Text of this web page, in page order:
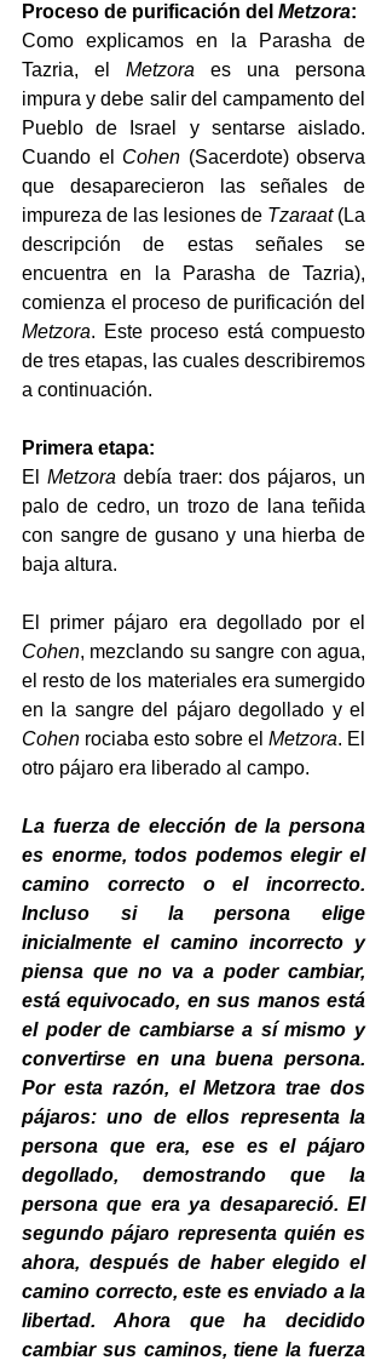
Proceso de purificación del Metzora:
Como explicamos en la Parasha de
Tazria, el Metzora es una persona
impura y debe salir del campamento del
Pueblo de Israel y sentarse aislado.
Cuando el Cohen (Sacerdote) observa
que desaparecieron las señales de
impureza de las lesiones de Tzaraat (La
descripción de estas señales se
encuentra en la Parasha de Tazria),
Metzora. Este proceso está compuesto
de tres etapas, las cuales describiremos
a continuación.
Primera etapa:
El Metzora debía traer: dos pájaros, un
palo de cedro, un trozo de lana teñida
con sangre de gusano y una hierba de
baja altura.
Cohen, mezclando su sangre con agua,
el resto de los materiales era sumergido
Cohen rociaba esto sobre el Metzora. El
otro pájaro era liberado al campo.
La fuerza de elección de la persona
es enorme, todos podemos elegir el
camino correcto o el incorrecto.
Incluso si la persona elige
inicialmente el camino incorrecto y
piensa que no va a poder cambiar,
está equivocado, en sus manos está
el poder de cambiarse a sí mismo y
convertirse en una buena persona.
Por esta razón, el Metzora trae dos
pájaros: uno de ellos representa la
persona que era, ese es el pájaro
degollado, demostrando que la
persona que era ya desapareció. El
segundo pájaro representa quién es
ahora, después de haber elegido el
camino correcto, este es enviado a la
libertad. Ahora que ha decidido
cambiar sus caminos, tiene la fuerza